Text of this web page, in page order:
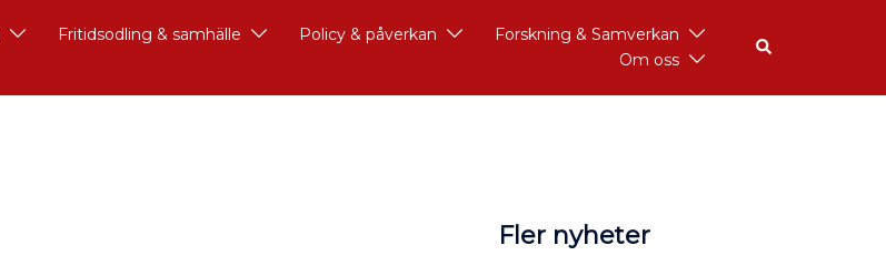
Fritidsodling & samhälle Policy & påverkan
Forskning & Samverkan
Om oss
Fler nyheter